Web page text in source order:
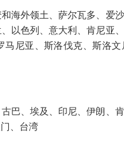
海外领土、萨尔瓦多、爱
以色列、意大利、肯尼亚
尼亚、斯洛伐克、斯洛
巴、埃及、印尼、伊朗、
、台湾